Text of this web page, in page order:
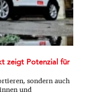
zeigt Potenzial für
sondern auch
und